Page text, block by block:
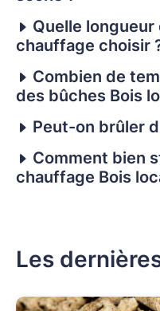
Quelle
chauffage choisir
Combien de
des bûches Bois
Peut-on brûler
Comment bien
chauffage Bois
Les